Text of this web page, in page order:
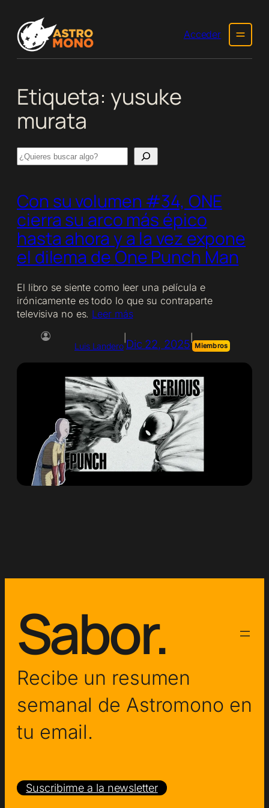
contenido
Acceder
Etiqueta: yusuke
murata
Search
Con su volumen #34, ONE
cierra su arco más épico
hasta ahora y a la vez expone
el dilema deOne Punch Man
El libro se siente como leer una película e
irónicamente es todo lo que su contraparte
televisiva no es. Leer más
Luis Landero Dic 22, 2025 Miembros
Sabor.
Recibe un resumen
semanal de Astromono en
tu email.
Suscribirme a la newsletter